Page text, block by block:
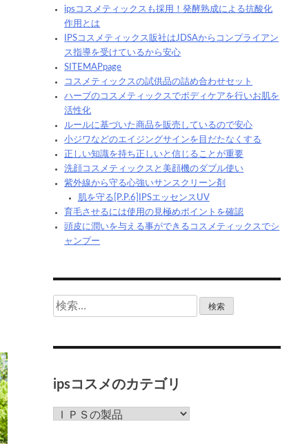
ipsコスメティックスも採用！発酵熟成による抗酸化
作用とは
IPSコスメティックス販社はJDSAからコンプライアン
ス指導を受けているから安心
SITEMAPpage
コスメティックスの試供品の詰め合わせセット
ハーブのコスメティックスでボディケアを行いお肌を
活性化
ルールに基づいた商品を販売しているので安心
小ジワなどのエイジングサインを目だたなくする
正しい知識を持ち正しいと信じることが重要
洗顔コスメティックスと美顔機のダブル使い
紫外線から守る心強いサンスクリーン剤
肌を守る[P.P.6]IPSエッセンスUV
育毛させるには使用の見極めポイントを確認
頭皮に潤いを与える事ができるコスメティックスでシ
ャンプー
検
索:
ipsコスメのカテゴリ
ips